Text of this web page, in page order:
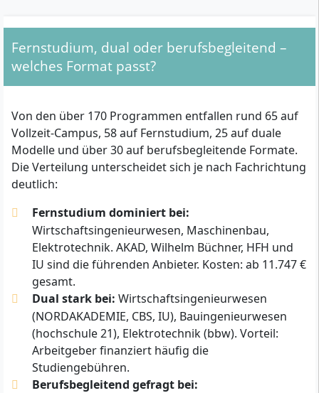
Fernstudium, dual oder berufsbegleitend –
welches Format passt?
Von den über 170 Programmen entfallen rund 65 auf
Vollzeit-Campus, 58 auf Fernstudium, 25 auf duale
Modelle und über 30 auf berufsbegleitende Formate.
Die Verteilung unterscheidet sich je nach Fachrichtung
deutlich:
Fernstudium dominiert bei:
Wirtschaftsingenieurwesen, Maschinenbau,
Elektrotechnik. AKAD, Wilhelm Büchner, HFH und
IU sind die führenden Anbieter. Kosten: ab 11.747 €
gesamt.
Dual stark bei: Wirtschaftsingenieurwesen
(NORDAKADEMIE, CBS, IU), Bauingenieurwesen
(hochschule 21), Elektrotechnik (bbw). Vorteil:
Arbeitgeber finanziert häufig die
Studiengebühren.
Berufsbegleitend gefragt bei: